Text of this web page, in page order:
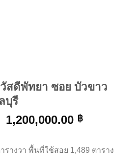
สดีพัทยา ซอย บัวขาว
บุรี
Original
was:
1,400,000.00 ฿.
1,200,000.00 ฿Current
รางวา พื้นที่ใช้สอย 1,489 ตาราง